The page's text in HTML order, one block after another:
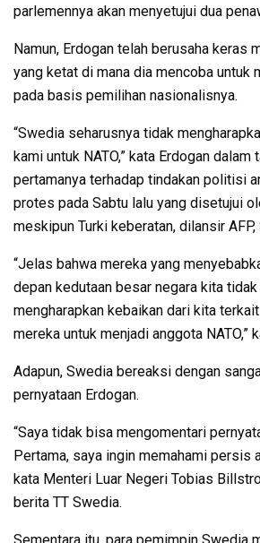
parlemennya akan menyetujui dua
Namun, Erdogan telah berusaha keras
yang ketat di mana dia mencoba untuk
pada basis pemilihan nasionalisnya.
“Swedia seharusnya tidak
kami untuk NATO,” kata Erdogan dalam
pertamanya terhadap tindakan politisi
protes pada Sabtu lalu yang disetujui
meskipun Turki keberatan, dilansir
“Jelas bahwa mereka yang
depan kedutaan besar negara kita
mengharapkan kebaikan dari kita
mereka untuk menjadi anggota NATO,”
Adapun, Swedia bereaksi dengan
pernyataan Erdogan.
“Saya tidak bisa mengomentari
Pertama, saya ingin memahami persis
kata Menteri Luar Negeri Tobias
berita TT Swedia.
Sementara itu, para pemimpin Swedia